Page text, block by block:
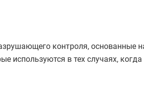
контроля, основанные
используются в тех случаях,